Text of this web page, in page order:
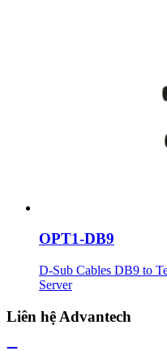
OPT1-DB9
D-Sub Cables DB9 to
Server
Liên hệ Advantech